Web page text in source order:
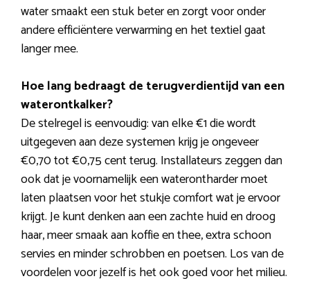
water smaakt een stuk beter en zorgt voor onder
andere efficiëntere verwarming en het textiel gaat
langer mee.
Hoe lang bedraagt de terugverdientijd van een
waterontkalker?
De stelregel is eenvoudig: van elke €1 die wordt
uitgegeven aan deze systemen krijg je ongeveer
€0,70 tot €0,75 cent terug. Installateurs zeggen dan
ook dat je voornamelijk een waterontharder moet
laten plaatsen voor het stukje comfort wat je ervoor
krijgt. Je kunt denken aan een zachte huid en droog
haar, meer smaak aan koffie en thee, extra schoon
servies en minder schrobben en poetsen. Los van de
voordelen voor jezelf is het ook goed voor het milieu.